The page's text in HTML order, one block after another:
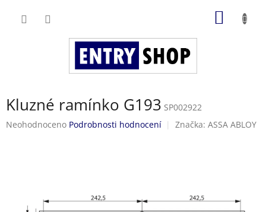
Kluzné ramínko G193 SP002922
Průměrné
hvězdiček.
Neohodnoceno Podrobnosti hodnocení Značka: ASSA ABLOY